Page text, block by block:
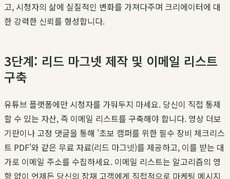
고, 시청자의 삶에 실질적인 변화를 가져다주며 크리에이터에 대
한 강력한 신뢰를 형성합니다.
3단계: 리드 마그넷 제작 및 이메일 리스트
구축
유튜브 플랫폼에만 시청자를 가둬두지 마세요. 당신이 직접 통제
할 수 있는 자산, 즉 이메일 리스트를 구축해야 합니다. 영상 더보
기란이나 고정 댓글을 통해 '초보 캠퍼를 위한 필수 장비 체크리스
트 PDF'와 같은 무료 자료(리드 마그넷)를 제공하고, 이를 받는 대
가로 이메일 주소를 수집하세요. 이메일 리스트는 알고리즘의 영
향 없이 언제든 당신의 잠재 고객에게 직접적으로 마케팅 메시지